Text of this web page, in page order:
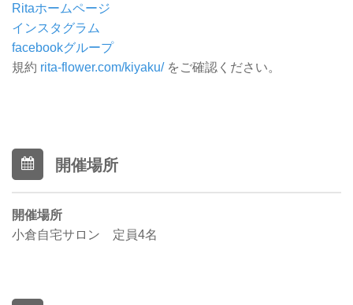
Ritaホームページ
インスタグラム
facebookグループ
規約 rita-flower.com/kiyaku/ をご確認ください。
開催場所
開催場所
小倉自宅サロン 定員4名